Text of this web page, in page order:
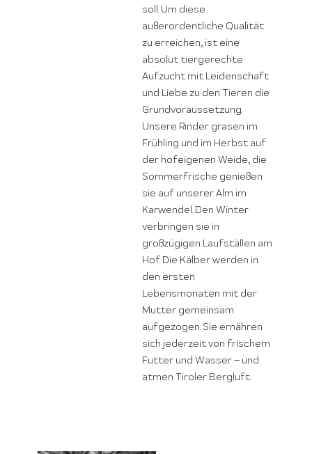
soll. Um diese
außerordentliche Qualität
zu erreichen, ist eine
absolut tiergerechte
Aufzucht mit Leidenschaft
und Liebe zu den Tieren die
Grundvoraussetzung.
Unsere Rinder grasen im
Frühling und im Herbst auf
der hofeigenen Weide, die
Sommerfrische genießen
sie auf unserer Alm im
Karwendel. Den Winter
verbringen sie in
großzügigen Laufställen am
Hof. Die Kälber werden in
den ersten
Lebensmonaten mit der
Mutter gemeinsam
aufgezogen. Sie ernähren
sich jederzeit von frischem
Futter und Wasser – und
atmen Tiroler Bergluft.